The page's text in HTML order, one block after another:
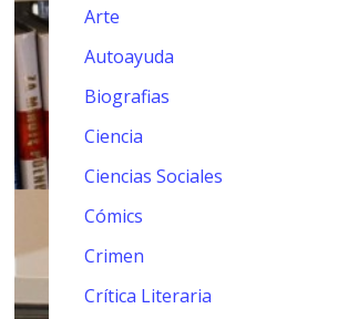
Arte
Autoayuda
Biografias
Ciencia
Ciencias Sociales
Cómics
Crimen
Crítica Literaria